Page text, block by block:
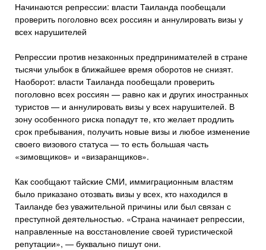
Начинаются репрессии: власти Таиланда пообещали
проверить поголовно всех россиян и аннулировать визы у
всех нарушителей
Репрессии против незаконных предпринимателей в стране
тысячи улыбок в ближайшее время оборотов не снизят.
Наоборот: власти Таиланда пообещали проверить
поголовно всех россиян — равно как и других иностранных
туристов — и аннулировать визы у всех нарушителей. В
зону особенного риска попадут те, кто желает продлить
срок пребывания, получить новые визы и любое изменение
своего визового статуса — то есть большая часть
«зимовщиков» и «визаранщиков».
Как сообщают тайские СМИ, иммиграционным властям
было приказано отозвать визы у всех, кто находился в
Таиланде без уважительной причины или был связан с
преступной деятельностью. «Страна начинает репрессии,
направленные на восстановление своей туристической
репутации», — буквально пишут они.